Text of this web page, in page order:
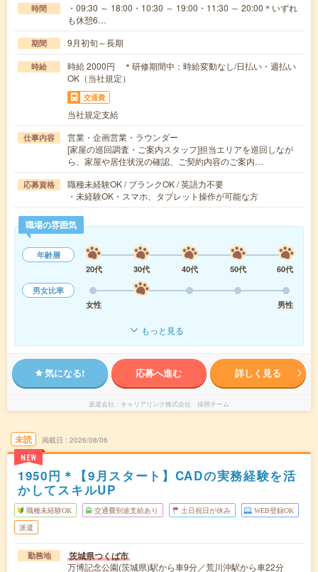
時間
・09:30 ～ 18:00・10:30 ～ 19:00・11:30 ～ 20:00＊いずれ
も休憩6…
期間 9月初旬～長期
時給
時給 2000円 ＊研修期間中：時給変動なし/日払い・週払い
OK（当社規定）
交通費
当社規定支給
仕事内容
営業・企画営業・ラウンダー
[家屋の巡回調査・ご案内スタッフ]担当エリアを巡回しなが
ら、家屋や居住状況の確認、ご契約内容のご案内…
応募資格
職種未経験OK / ブランクOK / 英語力不要
・未経験OK・スマホ、タブレット操作が可能な方
職場の雰囲気
年齢層
20代
30代 40代 50代
60代
男女比率
女性
男性
もっと見る
気になる! 応募へ進む 詳しく見る
派遣会社 キャリアリンク株式会社 採用チーム
未読
NEW
掲載日 2026/08/06
1950円＊【9月スタート】CADの実務経験を活
かしてスキルUP
職種未経験OK 交通費別途支給あり 土日祝日が休み WEB登録OK
派遣
勤務地 茨城県つくば市
万博記念公園(茨城県)駅から車9分／荒川沖駅から車22分